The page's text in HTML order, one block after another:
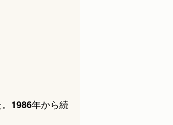
1986年から続